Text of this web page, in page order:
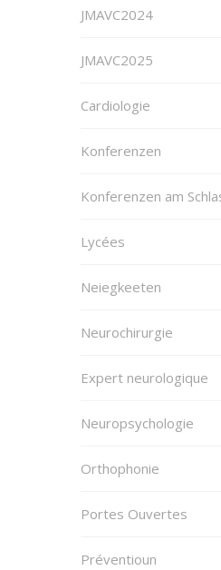
JMAVC2024
JMAVC2025
Cardiologie
Konferenzen
Konferenzen am
Lycées
Neiegkeeten
Neurochirurgie
Expert neurologique
Neuropsychologie
Orthophonie
Portes Ouvertes
Préventioun